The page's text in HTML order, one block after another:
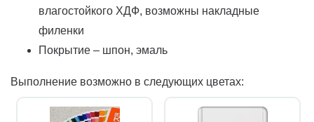
влагостойкого ХДФ, возможны накладные
филенки
Покрытие – шпон, эмаль
Выполнение возможно в следующих цветах: